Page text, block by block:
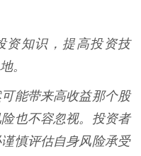
资知识，提高投资技
。
能带来高收益那个股
也不容忽视。投资者
慎评估自身风险承受